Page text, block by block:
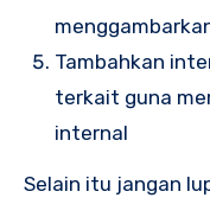
Tambahkan
terkait guna
internal
Selain itu jangan